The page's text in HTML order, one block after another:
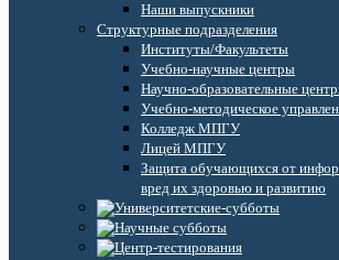
Наши выпускники
Структурные подразделения
Институты/Факультеты
Учебно-научные центры
Научно-образовательные
Учебно-методическое
Колледж МПГУ
Лицей МПГУ
Защита обучающихся от
вред их здоровью и развитию